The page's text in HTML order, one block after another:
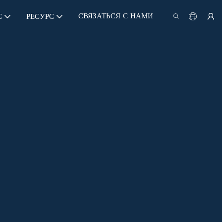
РЕСУРС СВЯЗАТЬСЯ С НАМИ